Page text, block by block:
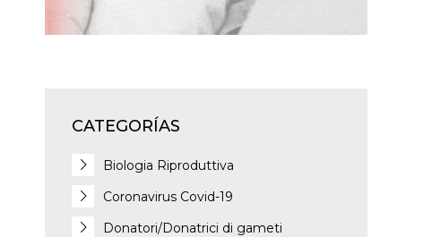
CATEGORÍAS
Biologia Riproduttiva
Coronavirus Covid-19
Donatori/Donatrici di gameti